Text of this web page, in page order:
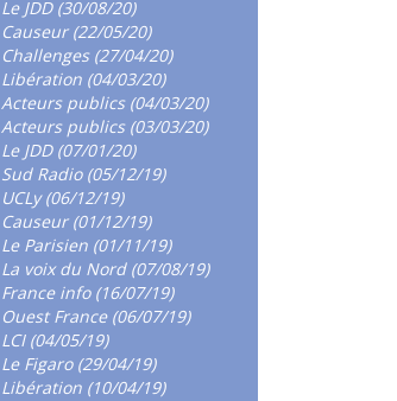
Le JDD (30/08/20)
Causeur (22/05/20)
Challenges (27/04/20)
Libération (04/03/20)
Acteurs publics (04/03/20)
Acteurs publics (03/03/20)
Le JDD (07/01/20)
Sud Radio (05/12/19)
UCLy (06/12/19)
Causeur (01/12/19)
Le Parisien (01/11/19)
La voix du Nord (07/08/19)
France info (16/07/19)
Ouest France (06/07/19)
LCI (04/05/19)
Le Figaro (29/04/19)
Libération (10/04/19)